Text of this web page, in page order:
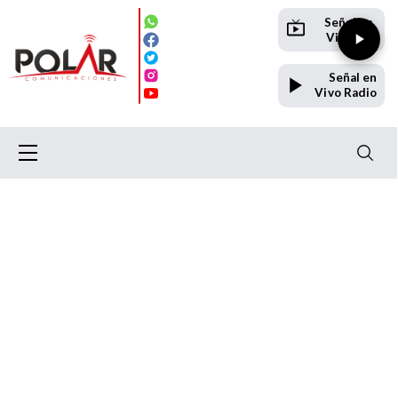
Señal en
Vivo TV
Señal en
Vivo Radio